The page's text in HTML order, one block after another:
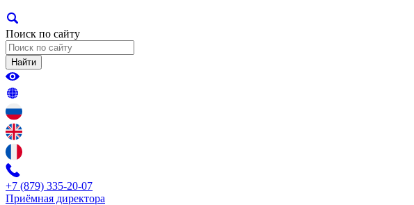
Поиск по сайту
Найти
+7 (879) 335-20-07
Приёмная директора